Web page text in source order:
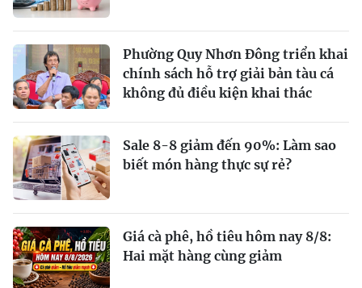
Phường Quy Nhơn Đông triển khai
chính sách hỗ trợ giải bản tàu cá
không đủ điều kiện khai thác
Sale 8-8 giảm đến 90%: Làm sao
biết món hàng thực sự rẻ?
Giá cà phê, hồ tiêu hôm nay 8/8:
Hai mặt hàng cùng giảm